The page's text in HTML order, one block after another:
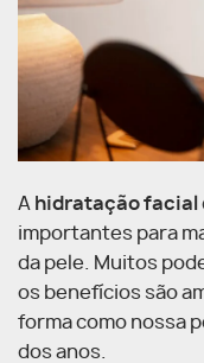
A hidratação facial
importantes para
da pele. Muitos
os benefícios são
forma como nossa
dos anos.